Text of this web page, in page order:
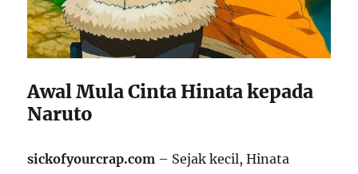
Awal Mula Cinta Hinata kepada
Naruto
sickofyourcrap.com – Sejak kecil, Hinata